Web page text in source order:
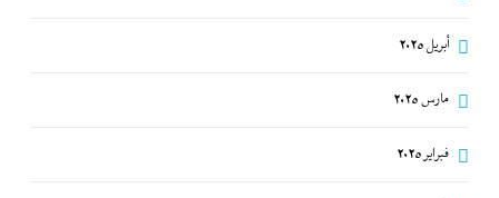
أبريل 2025
مارس 2025
فبراير 2025